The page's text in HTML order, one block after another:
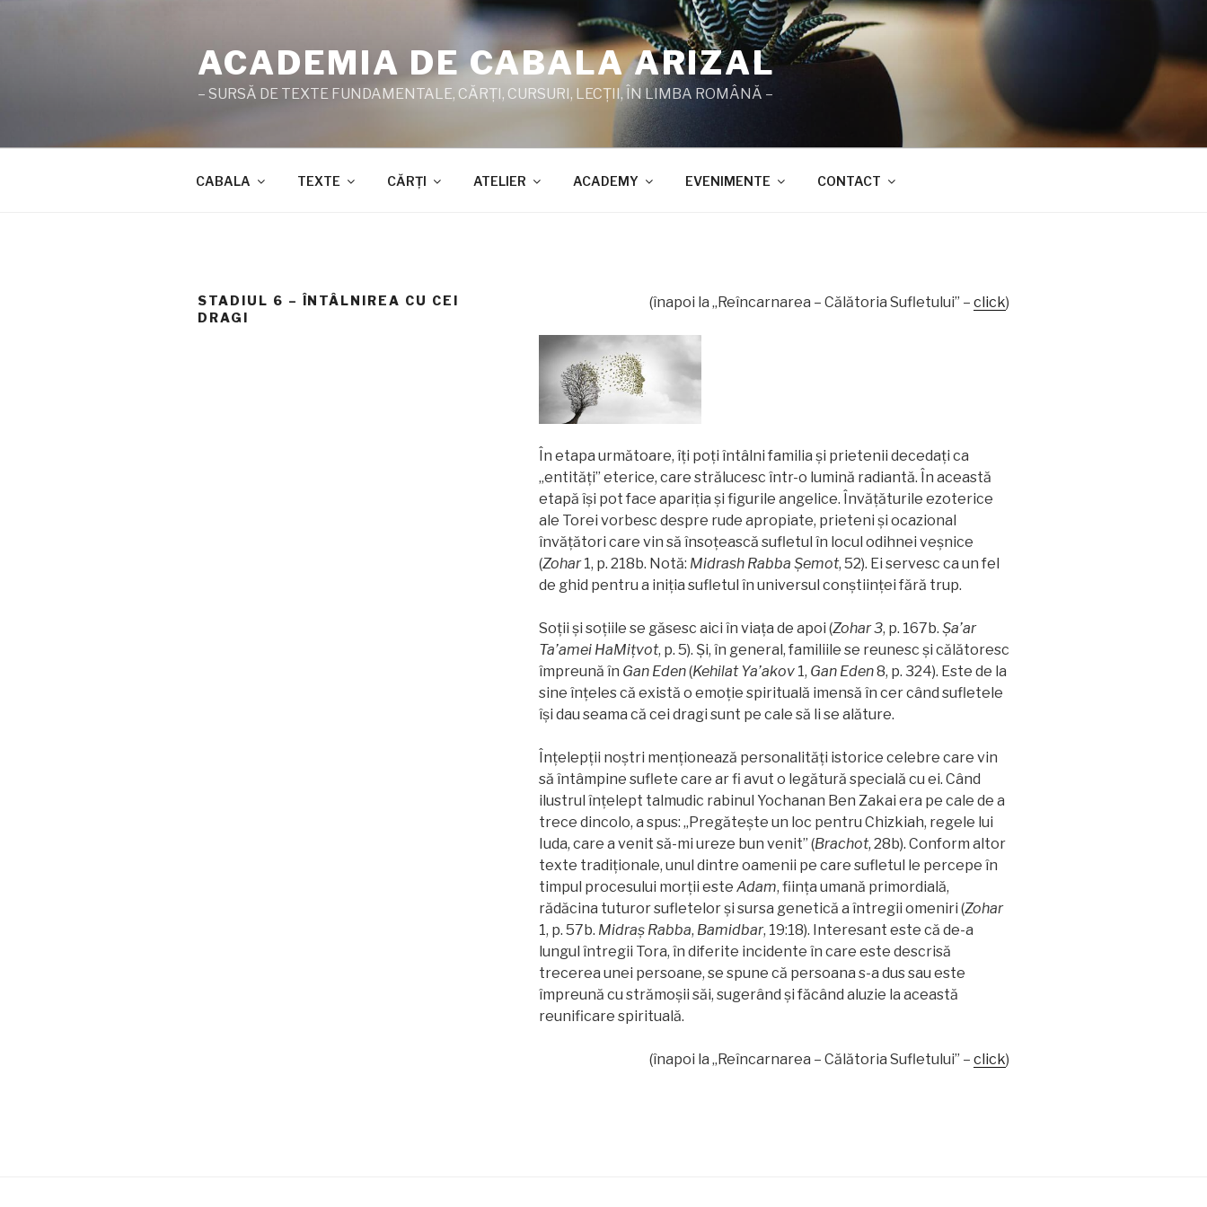
ACADEMIA DE CABALA ARIZAL
– SURSĂ DE TEXTE FUNDAMENTALE, CĂRŢI, CURSURI, LECŢII, ÎN LIMBA ROMÂNĂ –
CABALA TEXTE CĂRŢI ATELIER ACADEMY EVENIMENTE CONTACT
STADIUL 6 – ÎNTÂLNIREA CU CEI
DRAGI
(înapoi la „Reîncarnarea – Călătoria Sufletului” – click)
În etapa următoare, îţi poţi întâlni familia și prietenii decedați ca
„entități” eterice, care strălucesc într-o lumină radiantă. În această
etapă își pot face apariția și figurile angelice. Învățăturile ezoterice
ale Torei vorbesc despre rude apropiate, prieteni și ocazional
învăţători care vin să însoțească sufletul în locul odihnei veșnice
(Zohar1, p. 218b. Notă: Midrash Rabba Şemot, 52). Ei servesc ca un fel
de ghid pentru a iniția sufletul în universul conștiinței fără trup.
Soții și soțiile se găsesc aici în viața de apoi (Zohar 3, p. 167b. Şa’ar
Ta’amei HaMiţvot, p. 5). Și, în general, familiile se reunesc și călătoresc
împreună în Gan Eden(Kehilat Ya’akov1, Gan Eden8, p. 324). Este de la
sine înțeles că există o emoție spirituală imensă în cer când sufletele
își dau seama că cei dragi sunt pe cale să li se alăture.
Înțelepții noștri menționează personalități istorice celebre care vin
să întâmpine suflete care ar fi avut o legătură specială cu ei. Când
ilustrul înțelept talmudic rabinul Yochanan Ben Zakai era pe cale de a
trece dincolo, a spus: „Pregătește un loc pentru Chizkiah, regele lui
Iuda, care a venit să-mi ureze bun venit” (Brachot, 28b). Conform altor
texte tradiționale, unul dintre oamenii pe care sufletul le percepe în
timpul procesului morţii este Adam, ființa umană primordială,
rădăcina tuturor sufletelor și sursa genetică a întregii omeniri (Zohar
1, p. 57b. Midraş Rabba, Bamidbar, 19:18). Interesant este că de-a
lungul întregii Tora, în diferite incidente în care este descrisă
trecerea unei persoane, se spune că persoana s-a dus sau este
împreună cu strămoșii săi, sugerând și făcând aluzie la această
reunificare spirituală.
(înapoi la „Reîncarnarea – Călătoria Sufletului” – click)